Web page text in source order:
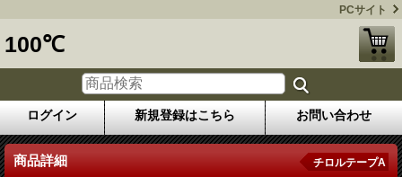
PCサイト
100℃
ログイン 新規登録はこちら お問い合わせ
商品詳細 チロルテープA